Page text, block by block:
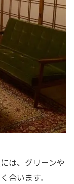
は、グリーンや
合います。